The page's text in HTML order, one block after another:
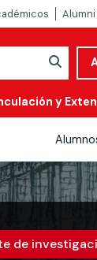
Alumni
y
de